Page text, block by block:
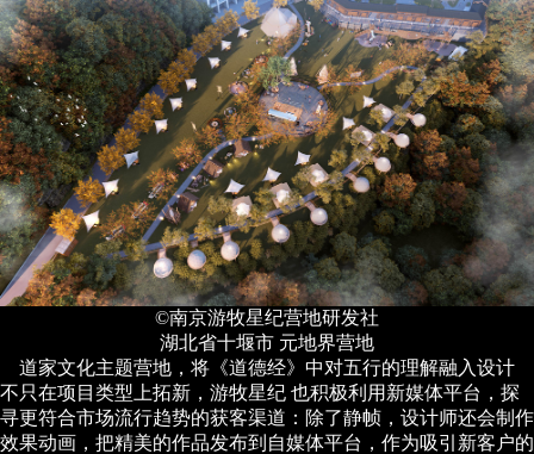
©南京游牧星纪营地研发社
湖北省十堰市 元地界营地
道家文化主题营地，将《道德经》中对五行的理解融入设计
不只在项目类型上拓新，游牧星纪 也积极利用新媒体平台，探
寻更符合市场流行趋势的获客渠道：除了静帧，设计师还会制作
效果动画，把精美的作品发布到自媒体平台，作为吸引新客户的